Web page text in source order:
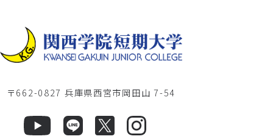
〒662-0827 兵庫県西宮市岡田山 7-54